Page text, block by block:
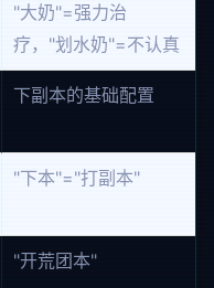
"大奶"=强力治
疗，"划水奶"=不认真
下副本的基础配置
"下本"="打副本"
"开荒团本"